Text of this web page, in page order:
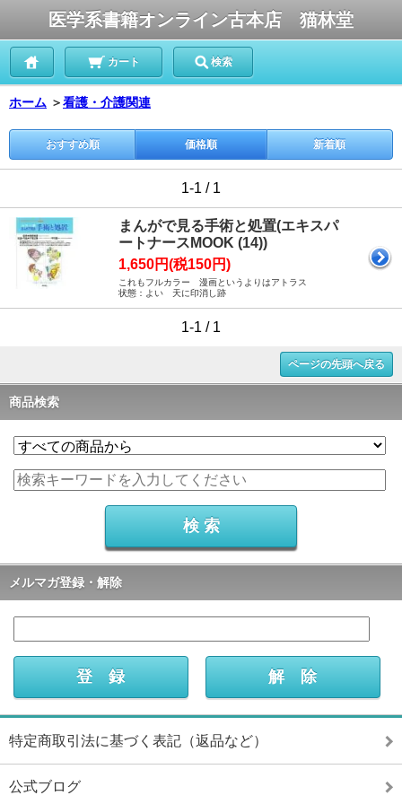
医学系書籍オンライン古本店 猫林堂
カート 検索
ホーム ＞看護・介護関連
おすすめ順 価格順 新着順
1-1 / 1
まんがで見る手術と処置(エキスパ
ートナースMOOK (14))
1,650円(税150円)
これもフルカラー 漫画というよりはアトラス
状態：よい 天に印消し跡
1-1 / 1
ページの先頭へ戻る
商品検索
メルマガ登録・解除
特定商取引法に基づく表記（返品など）
公式ブログ